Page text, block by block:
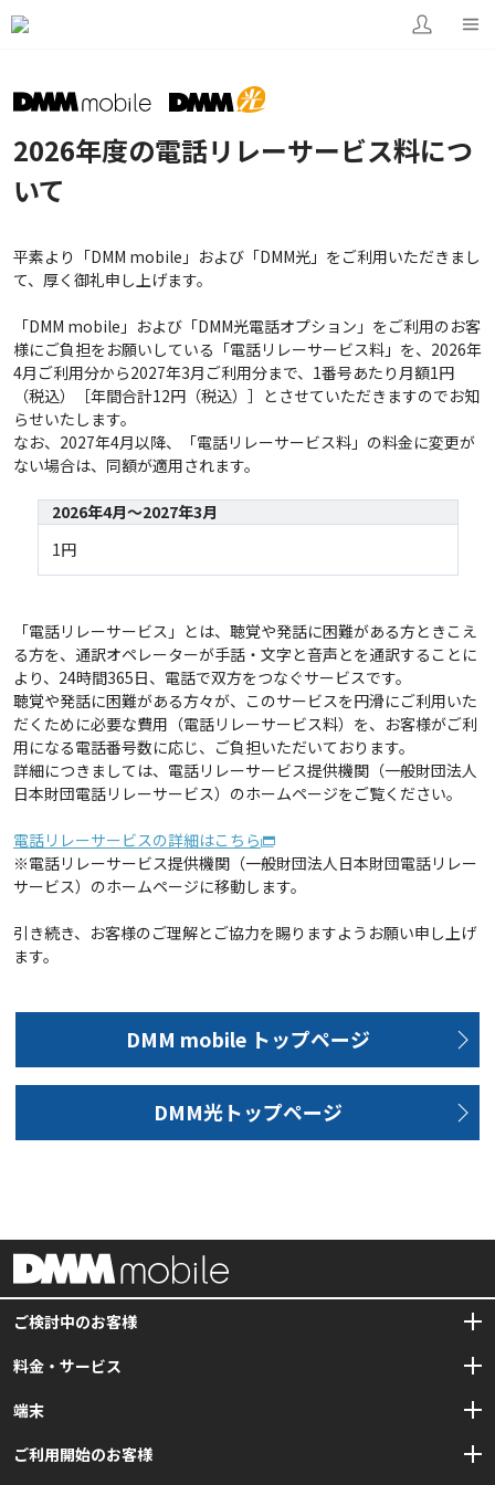
2026年度の電話リレーサービス料につ
いて
平素より「DMM mobile」および「DMM光」をご利用いただきまし
て、厚く御礼申し上げます。
「DMM mobile」および「DMM光電話オプション」をご利用のお客
様にご負担をお願いしている「電話リレーサービス料」を、2026年
4月ご利用分から2027年3月ご利用分まで、1番号あたり月額1円
（税込）［年間合計12円（税込）］とさせていただきますのでお知
らせいたします。
なお、2027年4月以降、「電話リレーサービス料」の料金に変更が
ない場合は、同額が適用されます。
2026年4月～2027年3月
1円
「電話リレーサービス」とは、聴覚や発話に困難がある方ときこえ
る方を、通訳オペレーターが手話・文字と音声とを通訳することに
より、24時間365日、電話で双方をつなぐサービスです。
聴覚や発話に困難がある方々が、このサービスを円滑にご利用いた
だくために必要な費用（電話リレーサービス料）を、お客様がご利
用になる電話番号数に応じ、ご負担いただいております。
詳細につきましては、電話リレーサービス提供機関（一般財団法人
日本財団電話リレーサービス）のホームページをご覧ください。
電話リレーサービスの詳細はこちら
※電話リレーサービス提供機関（一般財団法人日本財団電話リレー
サービス）のホームページに移動します。
引き続き、お客様のご理解とご協力を賜りますようお願い申し上げ
ます。
DMM mobile トップページ
DMM光トップページ
ご検討中のお客様
初心者ガイド
DMM mobileでできること、
料金・サービス
プラン・料金
オプション
端末
動作確認端末一覧
ご利用開始のお客様